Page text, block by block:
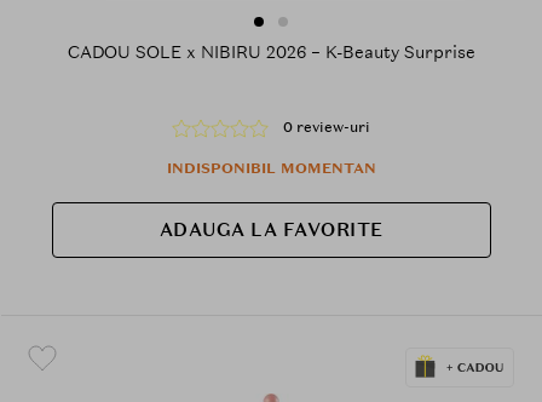
CADOU SOLE x NIBIRU 2026 – K-Beauty Surprise
0 review-uri
INDISPONIBIL MOMENTAN
ADAUGA LA FAVORITE